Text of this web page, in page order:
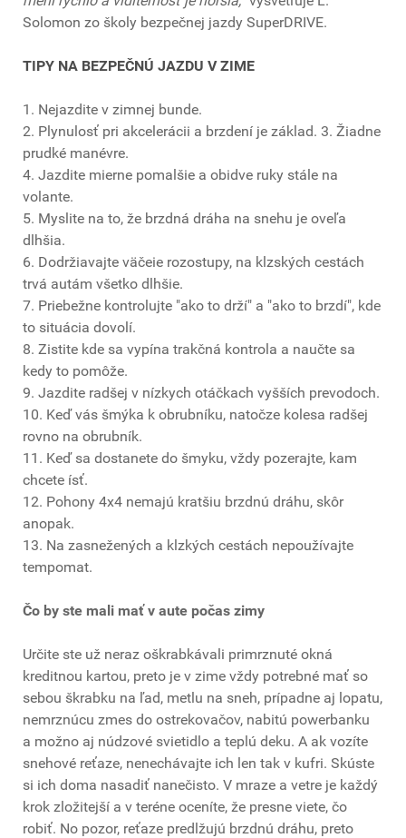
Solomon zo školy bezpečnej jazdy SuperDRIVE.
TIPY NA BEZPEČNÚ JAZDU V ZIME
1. Nejazdite v zimnej bunde.
2. Plynulosť pri akcelerácii a brzdení je základ. 3. Žiadne
prudké manévre.
4. Jazdite mierne pomalšie a obidve ruky stále na
volante.
5. Myslite na to, že brzdná dráha na snehu je oveľa
dlhšia.
6. Dodržiavajte väčeie rozostupy, na klzských cestách
trvá autám všetko dlhšie.
7. Priebežne kontrolujte "ako to drží" a "ako to brzdí", kde
to situácia dovolí.
8. Zistite kde sa vypína trakčná kontrola a naučte sa
kedy to pomôže.
9. Jazdite radšej v nízkych otáčkach vyšších prevodoch.
10. Keď vás šmýka k obrubníku, natočze kolesa radšej
rovno na obrubník.
11. Keď sa dostanete do šmyku, vždy pozerajte, kam
chcete ísť.
12. Pohony 4x4 nemajú kratšiu brzdnú dráhu, skôr
anopak.
13. Na zasnežených a klzkých cestách nepoužívajte
tempomat.
Čo by ste mali mať v aute počas zimy
Určite ste už neraz oškrabkávali primrznuté okná
kreditnou kartou, preto je v zime vždy potrebné mať so
sebou škrabku na ľad, metlu na sneh, prípadne aj lopatu,
nemrznúcu zmes do ostrekovačov, nabitú powerbanku
a možno aj núdzové svietidlo a teplú deku. A ak vozíte
snehové reťaze, nenechávajte ich len tak v kufri. Skúste
si ich doma nasadiť nanečisto. V mraze a vetre je každý
krok zložitejší a v teréne oceníte, že presne viete, čo
robiť. No pozor, reťaze predlžujú brzdnú dráhu, preto